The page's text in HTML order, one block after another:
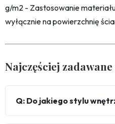
g/m2 - Zastosowanie
wyłącznie na powierzchnię
Najczęściej
Q: Do jakiego stylu